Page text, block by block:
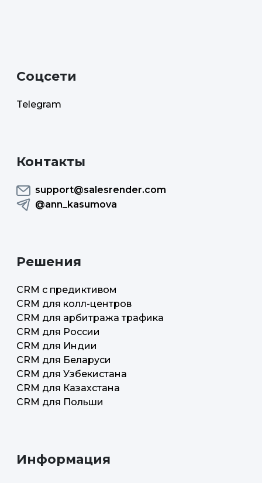
Cоцсети
Telegram
Контакты
support@salesrender.com
@ann_kasumova
Решения
CRM с предиктивом
CRM для колл-центров
CRM для арбитража трафика
CRM для России
CRM для Индии
CRM для Беларуси
CRM для Узбекистана
CRM для Казахстана
CRM для Польши
Информация